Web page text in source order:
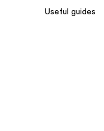
Useful guides